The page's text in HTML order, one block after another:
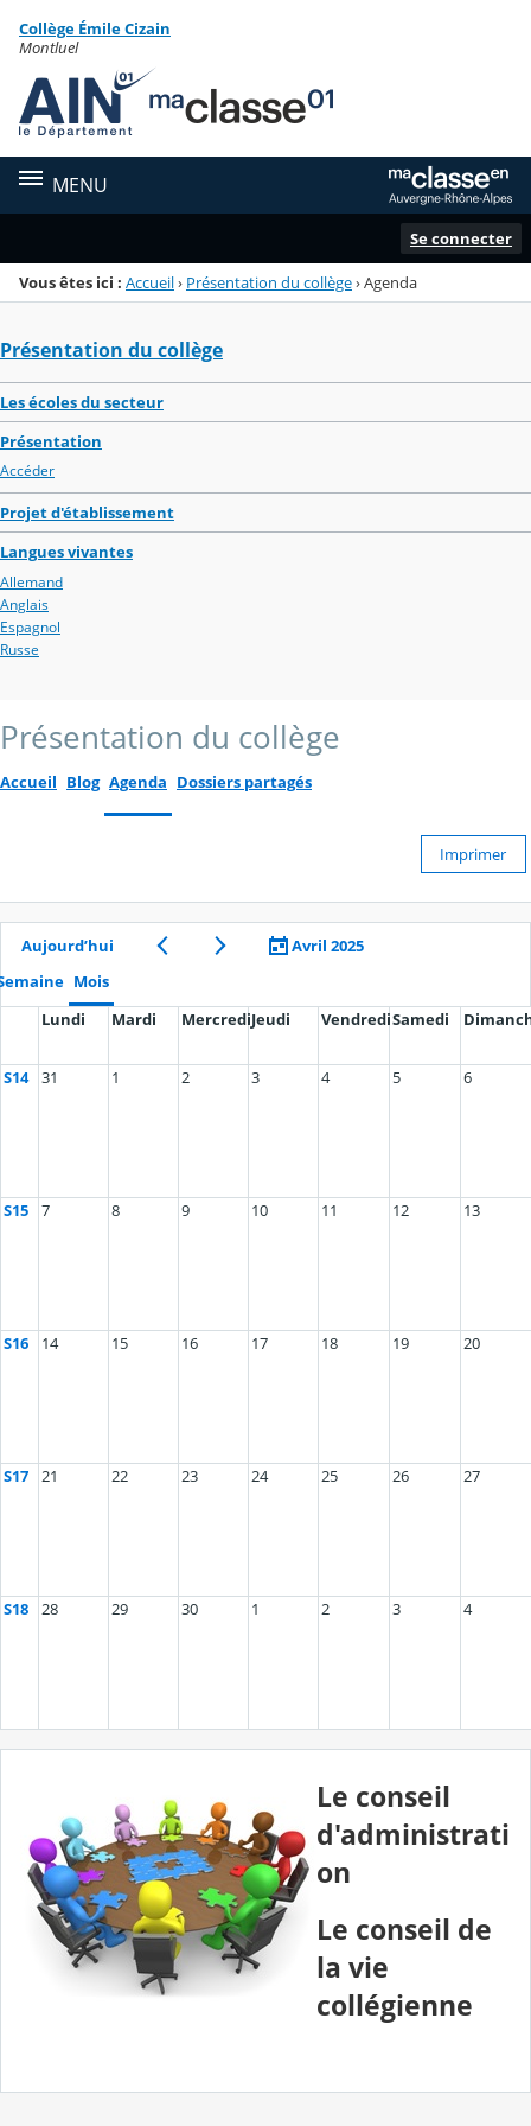
Menu de la rubrique
Contenu
Collège Émile Cizain
Montluel
MENU
Se connecter
Vous êtes ici : Accueil› Présentation du collège›Agenda
Présentation du collège
Les écoles du secteur
Présentation
Accéder
Projet d'établissement
Langues vivantes
Allemand
Anglais
Espagnol
Russe
Présentation du collège
Accueil Blog Agenda Dossiers partagés
Imprimer
Aujourd’hui
Avril 2025
Mois
Lundi
Mardi MercrediJeudi VendrediSamedi
S14 31 1 2 3 4 5 6
S15 7 8 9 10 11 12 13
S16 14 15 16 17 18 19 20
S17 21 22 23 24 25 26 27
S18 28 29 30 1 2 3 4
Le conseil
d'administrati
on
Le conseil de
la vie
collégienne